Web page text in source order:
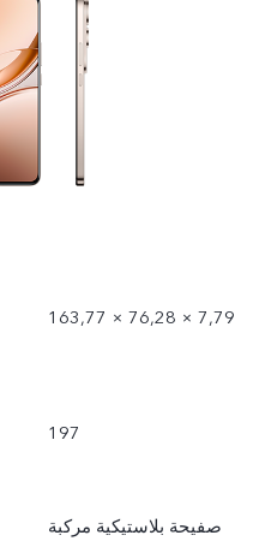
163,77 × 76,28 × 7,79
197
صفيحة بلاستيكية مركبة